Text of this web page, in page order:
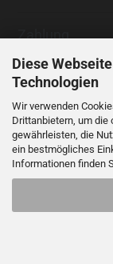
Diese
Technologien
Wir verwenden
Drittanbietern, um
gewährleisten, die
ein bestmögliches
Informationen finden
Zahlung